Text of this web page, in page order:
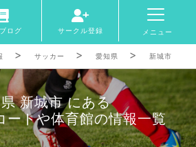
ログ サークル登録 メニュー
サッカー 愛知県 新城市
新城市 にある
ートや体育館の情報一覧